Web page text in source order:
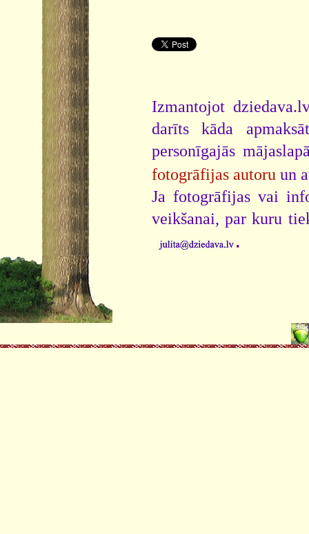
Izmantojot
darīts kāda
personīgajās
fotogrāfijas autoru un
Ja fotogrāfijas vai
veikšanai, par kuru
.